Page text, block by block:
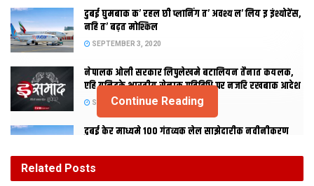
दुबई घुमबाक क’ रहल छी प्लानिंग त’ अवश्य ल’ लिय इ इंश्योरेंस,
नहि त’ बढ़त मोश्किल
SEPTEMBER 3, 2020
नेपालक ओली सरकार लिपुलेखमे बटालियन तैनात कयलक,
एहि यूनिटके भारतीय सेनाक गतिविधि पर नजरि रखबाक आदेश
SEPTEMBER 2, 2020
दुबई केर माध्यमे 100 गंतव्यक लेल साझेदारीक नवीनीकरण
Continue Reading
Related Posts